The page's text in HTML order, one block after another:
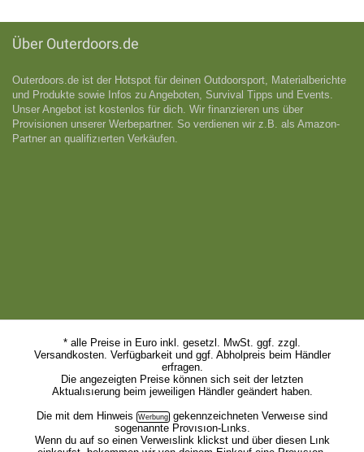
Outerdoors.de ist der Hotspot für deinen Outdoorsport, Materialberichte
und Produkte sowie Infos zu Angeboten, Survival Tipps und Events.
Unser Angebot ist kostenlos für dich. Wir finanzieren uns über
Provisionen unserer Werbepartner. So verdienen wir z.B. als Amazon-
* alle Preise in Euro inkl. gesetzl. MwSt. ggf. zzgl.
Versandkosten. Verfügbarkeit und ggf. Abholpreis beim Händler
erfragen.
Die angezeigten Preise können sich seit der letzten
Aktualısıerung beim jeweiligen Händler geändert haben.
Die mit dem Hinweis
gekennzeichneten Verweıse sind
sogenannte Provısıon-Lınks.